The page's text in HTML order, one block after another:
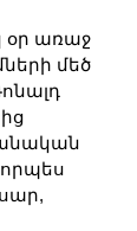
օր առաջ
մեծ